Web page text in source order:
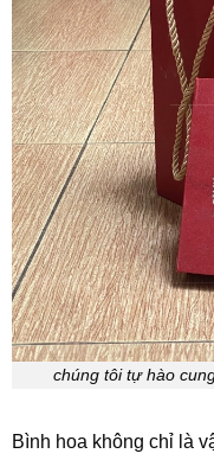
chúng tôi tự hào
Bình hoa không chỉ là